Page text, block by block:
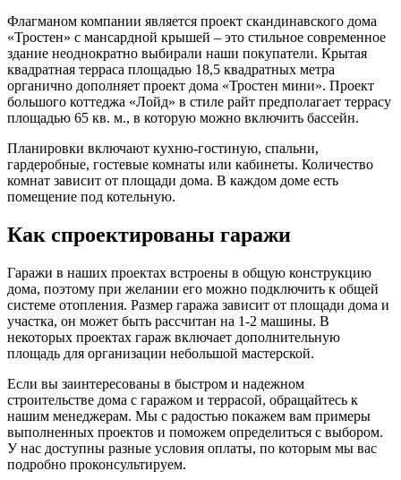
Флагманом компании является проект скандинавского дома
«Тростен» с мансардной крышей – это стильное современное
здание неоднократно выбирали наши покупатели. Крытая
квадратная терраса площадью 18,5 квадратных метра
органично дополняет проект дома «Тростен мини». Проект
большого коттеджа «Лойд» в стиле райт предполагает террасу
площадью 65 кв. м., в которую можно включить бассейн.
Планировки включают кухню-гостиную, спальни,
гардеробные, гостевые комнаты или кабинеты. Количество
комнат зависит от площади дома. В каждом доме есть
помещение под котельную.
Как спроектированы гаражи
Гаражи в наших проектах встроены в общую конструкцию
дома, поэтому при желании его можно подключить к общей
системе отопления. Размер гаража зависит от площади дома и
участка, он может быть рассчитан на 1-2 машины. В
некоторых проектах гараж включает дополнительную
площадь для организации небольшой мастерской.
Если вы заинтересованы в быстром и надежном
строительстве дома с гаражом и террасой, обращайтесь к
нашим менеджерам. Мы с радостью покажем вам примеры
выполненных проектов и поможем определиться с выбором.
У нас доступны разные условия оплаты, по которым мы вас
подробно проконсультируем.